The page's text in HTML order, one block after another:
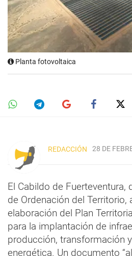
Planta fotovoltaica
REDACCIÓN 28 DE
El Cabildo de Fuerteventura,
de Ordenación del Territorio,
elaboración del Plan
para la implantación de
producción, transformación
energética. Un documento